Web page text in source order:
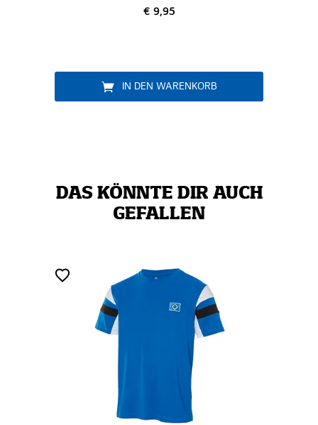
€ 9,95
IN DEN WARENKORB
DAS KÖNNTE DIR AUCH
GEFALLEN